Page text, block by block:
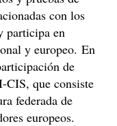
con los
participa en
y europeo. En
de
CIS, que consiste
federada de
europeos.